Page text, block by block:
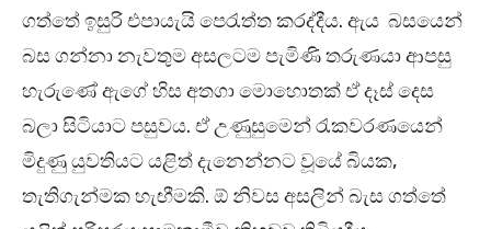
ගත්තේ ඉසුරි එපායැයි පෙරැත්ත කරද්දීය. ඇය බසයෙන්
බස ගන්නා නැවතුම අසලටම පැමිණි තරුණයා ආපසු
හැරුණේ ඇගේ හිස අතගා මොහොතක් ඒ දෑස් දෙස
බලා සිටියාට පසුවය. ඒ උණුසුමෙන් රැකවරණයෙන්
මිදුණු යුවතියට යළිත් දැනෙන්නට වූයේ බියක,
තැතිගැන්මක හැඟීමකි. ඕ නිවස අසලින් බැස ගත්තේ